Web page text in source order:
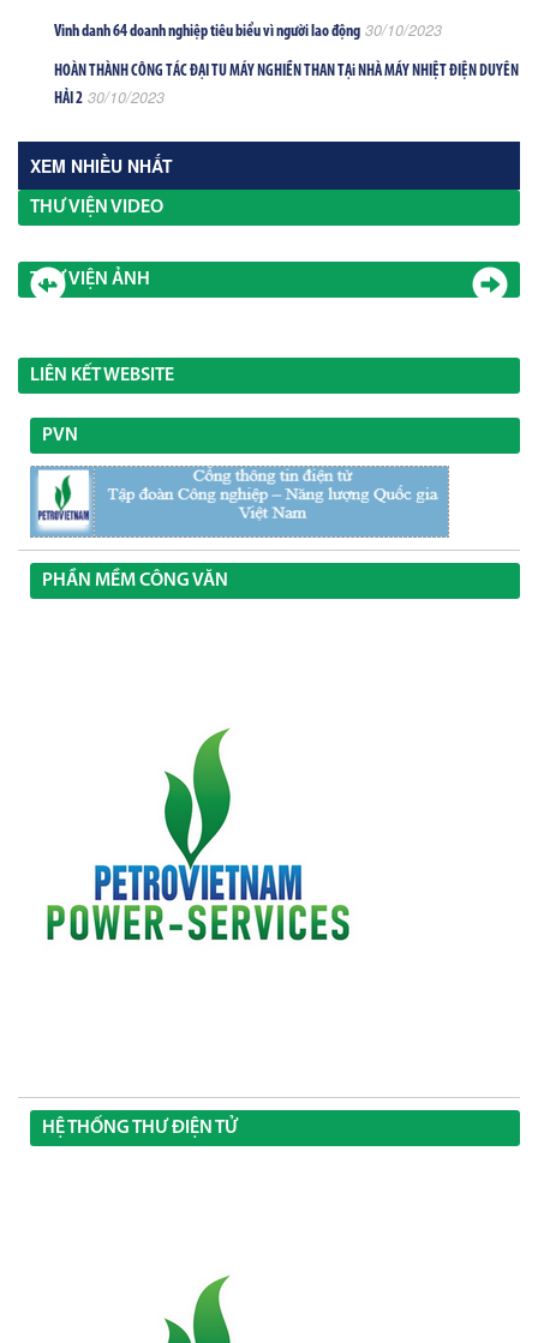
Vinh danh 64 doanh nghiệp tiêu biểu vì người lao động 30/10/2023
HOÀN THÀNH CÔNG TÁC ĐẠI TU MÁY NGHIỀN THAN TẠi NHÀ MÁY NHIỆT ĐIỆN DUYÊN
HẢI 2 30/10/2023
XEM NHIỀU NHẤT
THƯ VIỆN VIDEO
THƯ VIỆN ẢNH
LIÊN KẾT WEBSITE
PVN
PHẦN MỀM CÔNG VĂN
HỆ THỐNG THƯ ĐIỆN TỬ